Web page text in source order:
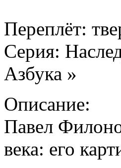
Переплёт:
Серия:
Азбука »
Описание:
Павел
века: его